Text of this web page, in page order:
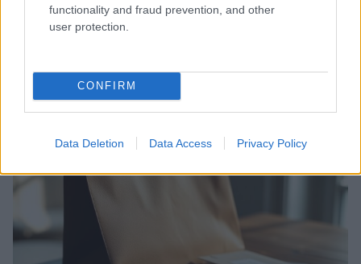
functionality and fraud prevention, and other
user protection.
CONFIRM
Data Deletion Data Access Privacy Policy
Caratterizzazione del dominio per e-commerce:
naming, SEO e protezione del marchio